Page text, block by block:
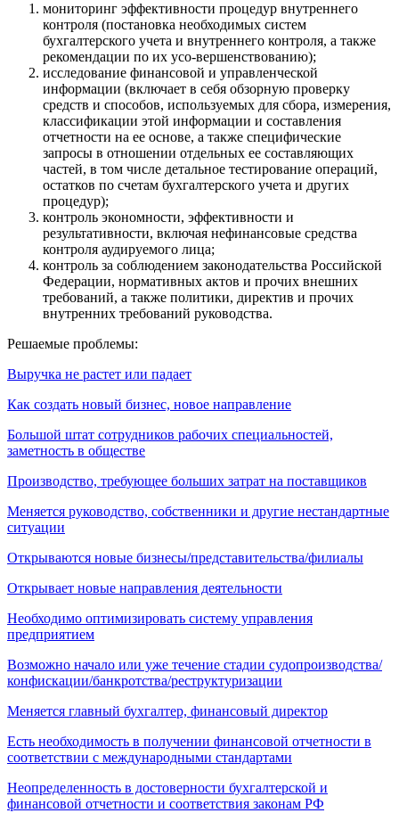
мониторинг эффективности процедур внутреннего
контроля (постановка необходимых систем
бухгалтерского учета и внутреннего контроля, а также
рекомендации по их усо-вершенствованию);
исследование финансовой и управленческой
информации (включает в себя обзорную проверку
средств и способов, используемых для сбора, измерения,
классификации этой информации и составления
отчетности на ее основе, а также специфические
запросы в отношении отдельных ее составляющих
частей, в том числе детальное тестирование операций,
остатков по счетам бухгалтерского учета и других
процедур);
контроль экономности, эффективности и
результативности, включая нефинансовые средства
контроля аудируемого лица;
контроль за соблюдением законодательства Российской
Федерации, нормативных актов и прочих внешних
требований, а также политики, директив и прочих
внутренних требований руководства.
Решаемые проблемы:
Выручка не растет или падает
Как создать новый бизнес, новое направление
Большой штат сотрудников рабочих специальностей,
заметность в обществе
Производство, требующее больших затрат на поставщиков
Меняется руководство, собственники и другие нестандартные
ситуации
Открываются новые бизнесы/представительства/филиалы
Открывает новые направления деятельности
Необходимо оптимизировать систему управления
предприятием
Возможно начало или уже течение стадии судопроизводства/
конфискации/банкротства/реструктуризации
Меняется главный бухгалтер, финансовый директор
Есть необходимость в получении финансовой отчетности в
соответствии с международными стандартами
Неопределенность в достоверности бухгалтерской и
финансовой отчетности и соответствия законам РФ